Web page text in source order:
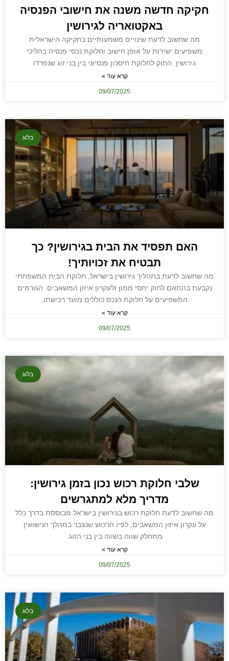
חקיקה חדשה משנה את חישובי הפנסיה
באקטואריה לגירושין
מה שחשוב לדעת שינויים משמעותיים בחקיקה הישראלית
משפיעים ישירות על אופן חישוב וחלוקת נכסי פנסיה בהליכי
גירושין. החוק לחלוקת חיסכון פנסיוני בין בני זוג שנפרדו
קרא עוד »
09/07/2025
בלוג
האם תפסיד את הבית בגירושין? כך
תבטיח את זכויותיך!
מה שחשוב לדעת בתהליך גירושין בישראל, חלוקת הבית המשפחתי
נקבעת בהתאם לחוק יחסי ממון ולעקרון איזון המשאבים. הגורמים
המשפיעים על חלוקת הנכס כוללים מועד רכישתו,
קרא עוד »
09/07/2025
בלוג
שלבי חלוקת רכוש נכון בזמן גירושין:
מדריך מלא למתגרשים
מה שחשוב לדעת חלוקת רכוש בגירושין בישראל מבוססת בדרך כלל
על עקרון איזון המשאבים, לפיו הרכוש שנצבר במהלך הנישואין
מתחלק שווה בשווה בין בני הזוג.
קרא עוד »
09/07/2025
בלוג